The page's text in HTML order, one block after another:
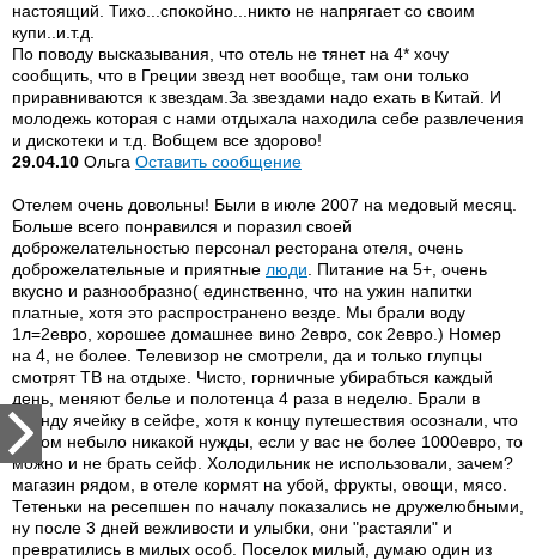
настоящий. Тихо...спокойно...никто не напрягает со своим
купи..и.т.д.
По поводу высказывания, что отель не тянет на 4* хочу
сообщить, что в Греции звезд нет вообще, там они только
приравниваются к звездам.За звездами надо ехать в Китай. И
молодежь которая с нами отдыхала находила себе развлечения
и дискотеки и т.д. Вобщем все здорово!
29.04.10 Ольга Оставить сообщение
Отелем очень довольны! Были в июле 2007 на медовый месяц.
Больше всего понравился и поразил своей
доброжелательностью персонал ресторана отеля, очень
доброжелательные и приятные люди . Питание на 5+, очень
вкусно и разнообразно( единственно, что на ужин напитки
платные, хотя это распространено везде. Мы брали воду
1л=2евро, хорошее домашнее вино 2евро, сок 2евро.) Номер
на 4, не более. Телевизор не смотрели, да и только глупцы
смотрят ТВ на отдыхе. Чисто, горничные убирабться каждый
день, меняют белье и полотенца 4 раза в неделю. Брали в
аренду ячейку в сейфе, хотя к концу путешествия осознали, что
в этом небыло никакой нужды, если у вас не более 1000евро, то
можно и не брать сейф. Холодильник не использовали, зачем?
магазин рядом, в отеле кормят на убой, фрукты, овощи, мясо.
Тетеньки на ресепшен по началу показались не дружелюбными,
ну после 3 дней вежливости и улыбки, они "растаяли" и
превратились в милых особ. Поселок милый, думаю один из